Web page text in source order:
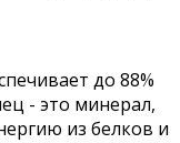
до 88%
- это минерал,
из белков и